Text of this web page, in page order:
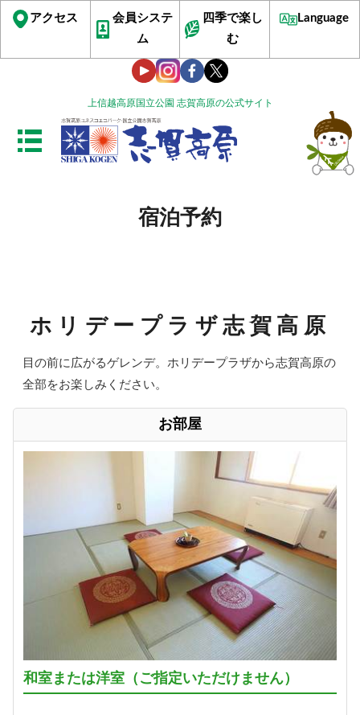
上信越高原国立公園 志賀高原の公式サイト
アクセス
会員システ
ム
四季で楽し
む
Language
宿泊予約
ホリデープラザ志賀高原
目の前に広がるゲレンデ。ホリデープラザから志賀高原の
全部をお楽しみください。
お部屋
和室または洋室（ご指定いただけません）